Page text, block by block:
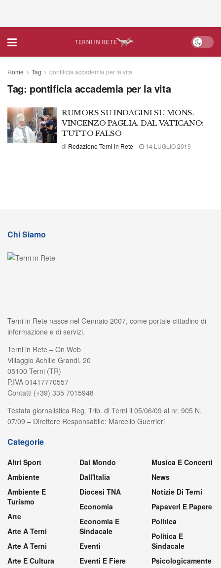
Home Tag pontificia accademia per la vita
Tag: pontificia accademia per la vita
RUMORS SU INDAGINI SU MONS.
VINCENZO PAGLIA. DAL VATICANO:
TUTTO FALSO
di Redazione Terni in Rete 14 LUGLIO 2019
Chi Siamo
Terni in Rete nasce nel Gennaio 2007, come portale cittadino di
informazione e di servizi.
Terni in Rete – On Web
Villaggio Achille Grandi, 20
05100 Terni (TR)
P.IVA 01417770557
Contatti (+39) 335 7015948
Testata giornalistica Reg. Trib. di Terni il 05/06/09 al nr. 905 N.
07/09 – Direttore Responsabile: Marcello Guerrieri
Categorie
Altri Sport
Ambiente
Ambiente E
Turismo
Arte
Arte A Terni
Arte A Terni
Arte E Cultura
Dal Mondo
Dall'Italia
Diocesi TNA
Economia
Economia E
Sindacale
Eventi
Eventi E Fiere
Musica E Concerti
News
Notizie Di Terni
Papaveri E Papere
Politica
Politica E
Sindacale
Psicologicamente